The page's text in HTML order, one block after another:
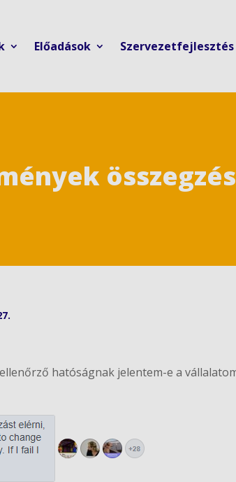
Előadások Szervezetfejlesztés
hatóságnak jelentem-e a